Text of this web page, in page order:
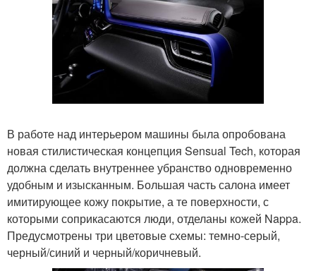
В работе над интерьером машины была опробована
новая стилистическая концепция Sensual Tech, которая
должна сделать внутреннее убранство одновременно
удобным и изысканным. Большая часть салона имеет
имитирующее кожу покрытие, а те поверхности, с
которыми соприкасаются люди, отделаны кожей Nappa.
Предусмотрены три цветовые схемы: темно-серый,
черный/синий и черный/коричневый.